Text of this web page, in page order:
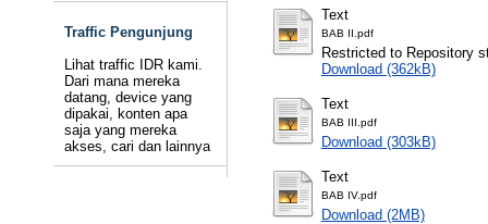
Traffic Pengunjung
Lihat traffic IDR kami.
Dari mana mereka
datang, device yang
dipakai, konten apa
saja yang mereka
akses, cari dan lainnya
Text
BAB II.pdf
Restricted to Repository
Download (362kB)
Text
BAB III.pdf
Download (303kB)
Text
BAB IV.pdf
Download (2MB)